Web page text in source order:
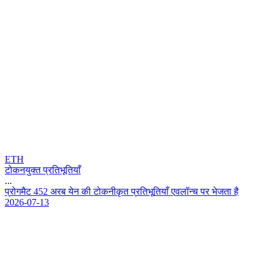
ETH
टोकनयुक्त प्रतिभूतियाँ
...
परगमट 452 अरब यन क टकनकत परतभतय एवलनच पर भजत ह
2026-07-13